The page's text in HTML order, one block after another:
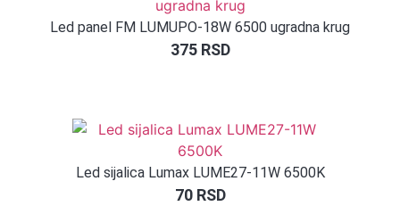
Led panel FM LUMUPO-18W 6500 ugradna krug
375 RSD
Led sijalica Lumax LUME27-11W 6500K
70 RSD